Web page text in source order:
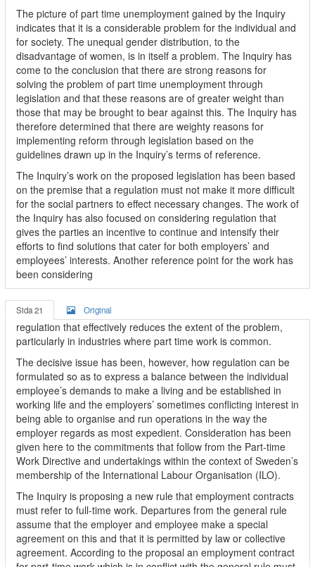
The picture of part time unemployment gained by the Inquiry
indicates that it is a considerable problem for the individual and
for society. The unequal gender distribution, to the
disadvantage of women, is in itself a problem. The Inquiry has
come to the conclusion that there are strong reasons for
solving the problem of part time unemployment through
legislation and that these reasons are of greater weight than
those that may be brought to bear against this. The Inquiry has
therefore determined that there are weighty reasons for
implementing reform through legislation based on the
guidelines drawn up in the Inquiry’s terms of reference.
The Inquiry’s work on the proposed legislation has been based
on the premise that a regulation must not make it more difficult
for the social partners to effect necessary changes. The work of
the Inquiry has also focused on considering regulation that
gives the parties an incentive to continue and intensify their
efforts to find solutions that cater for both employers’ and
employees’ interests. Another reference point for the work has
been considering
Sida 21 Original
regulation that effectively reduces the extent of the problem,
particularly in industries where part time work is common.
The decisive issue has been, however, how regulation can be
formulated so as to express a balance between the individual
employee’s demands to make a living and be established in
working life and the employers’ sometimes conflicting interest in
being able to organise and run operations in the way the
employer regards as most expedient. Consideration has been
given here to the commitments that follow from the Part-time
Work Directive and undertakings within the context of Sweden’s
membership of the International Labour Organisation (ILO).
The Inquiry is proposing a new rule that employment contracts
must refer to full-time work. Departures from the general rule
assume that the employer and employee make a special
agreement on this and that it is permitted by law or collective
agreement. According to the proposal an employment contract